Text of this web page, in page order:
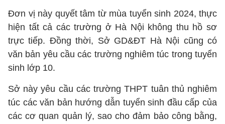
Đơn vị này quyết tâm từ mùa tuyển sinh 2024, thực
hiện tất cả các trường ở Hà Nội không thu hồ sơ
trực tiếp. Đồng thời, Sở GD&ĐT Hà Nội cũng có
văn bản yêu cầu các trường nghiêm túc trong tuyển
sinh lớp 10.
Sở này yêu cầu các trường THPT tuân thủ nghiêm
túc các văn bản hướng dẫn tuyển sinh đầu cấp của
các cơ quan quản lý, sao cho đảm bảo công bằng,